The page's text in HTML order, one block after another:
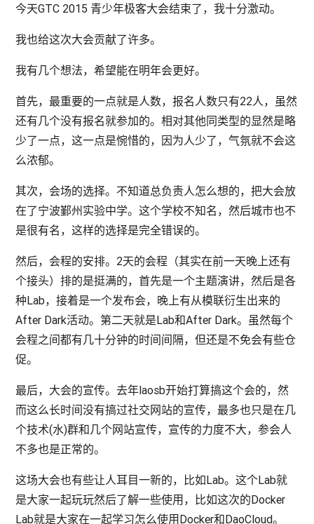
今天GTC 2015 青少年极客大会结束了，我十分激动。
我也给这次大会贡献了许多。
我有几个想法，希望能在明年会更好。
首先，最重要的一点就是人数，报名人数只有22人，虽然
还有几个没有报名就参加的。相对其他同类型的显然是略
少了一点，这一点是惋惜的，因为人少了，气氛就不会这
么浓郁。
其次，会场的选择。不知道总负责人怎么想的，把大会放
在了宁波鄞州实验中学。这个学校不知名，然后城市也不
是很有名，这样的选择是完全错误的。
然后，会程的安排。2天的会程（其实在前一天晚上还有
个接头）排的是挺满的，首先是一个主题演讲，然后是各
种Lab，接着是一个发布会，晚上有从模联衍生出来的
After Dark活动。第二天就是Lab和After Dark。虽然每个
会程之间都有几十分钟的时间间隔，但还是不免会有些仓
促。
最后，大会的宣传。去年laosb开始打算搞这个会的，然
而这么长时间没有搞过社交网站的宣传，最多也只是在几
个技术(水)群和几个网站宣传，宣传的力度不大，参会人
不多也是正常的。
这场大会也有些让人耳目一新的，比如Lab。这个Lab就
是大家一起玩玩然后了解一些使用，比如这次的Docker
Lab就是大家在一起学习怎么使用Docker和DaoCloud。